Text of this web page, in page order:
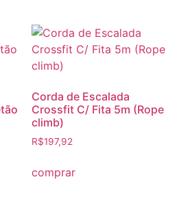
Corda de Escalada
Crossfit C/ Fita 5m (Rope
climb)
R$197,92
comprar